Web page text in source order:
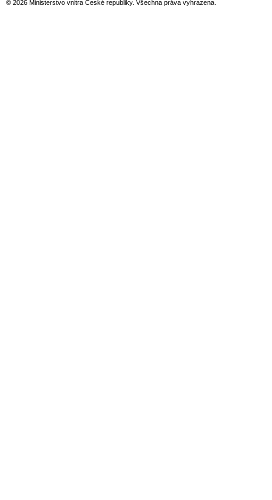
© 2026 Ministerstvo vnitra České republiky. Všechna práva vyhrazena.